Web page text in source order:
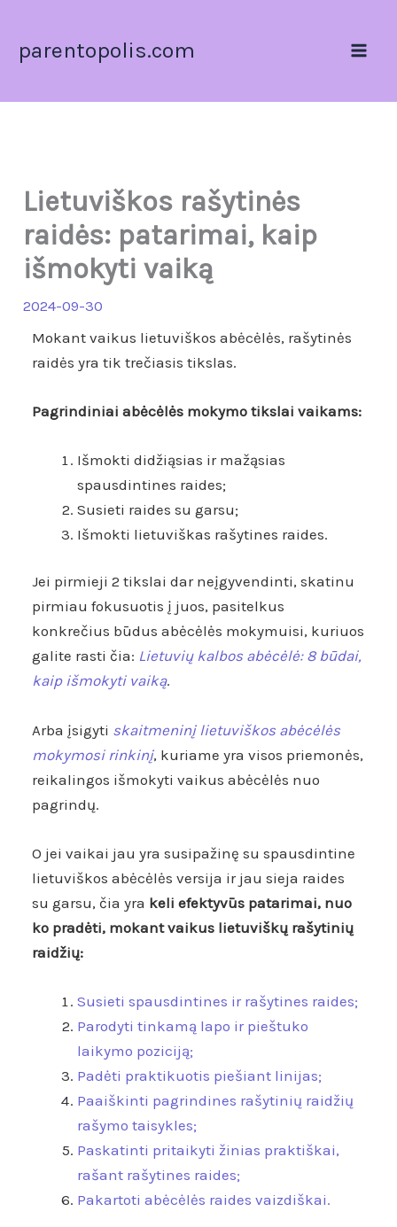
turinio
parentopolis.com
Lietuviškos rašytinės
raidės: patarimai, kaip
išmokyti vaiką
2024-09-30
Mokant vaikus lietuviškos abėcėlės, rašytinės
raidės yra tik trečiasis tikslas.
Pagrindiniai abėcėlės mokymo tikslai vaikams:
Išmokti didžiąsias ir mažąsias
spausdintines raides;
Susieti raides su garsu;
Išmokti lietuviškas rašytines raides.
Jei pirmieji 2 tikslai dar neįgyvendinti, skatinu
pirmiau fokusuotis į juos, pasitelkus
konkrečius būdus abėcėlės mokymuisi, kuriuos
galite rasti čia: Lietuvių kalbos abėcėlė: 8 būdai,
kaip išmokyti vaiką.
Arba įsigyti skaitmeninį lietuviškos abėcėlės
mokymosi rinkinį, kuriame yra visos priemonės,
reikalingos išmokyti vaikus abėcėlės nuo
pagrindų.
O jei vaikai jau yra susipažinę su spausdintine
lietuviškos abėcėlės versija ir jau sieja raides
su garsu, čia yra keli efektyvūs patarimai, nuo
ko pradėti, mokant vaikus lietuviškų rašytinių
raidžių:
Susieti spausdintines ir rašytines raides;
Parodyti tinkamą lapo ir pieštuko
laikymo poziciją;
Padėti praktikuotis piešiant linijas;
Paaiškinti pagrindines rašytinių raidžių
rašymo taisykles;
Paskatinti pritaikyti žinias praktiškai,
rašant rašytines raides;
Pakartoti abėcėlės raides vaizdiškai.